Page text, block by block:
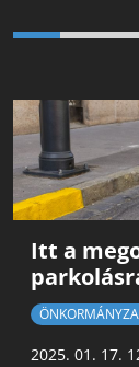
Itt a
2025. 01. 17.